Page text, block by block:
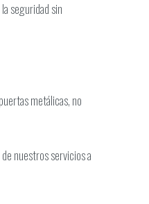
seguridad sin
metálicas, no
nuestros servicios a